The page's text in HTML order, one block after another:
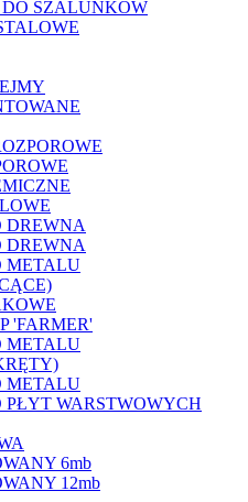
SZALUNKÓW
DREWNA
DREWNA
METALU
'FARMER'
METALU
METALU
PŁYT WARSTWOWYCH
6mb
12mb